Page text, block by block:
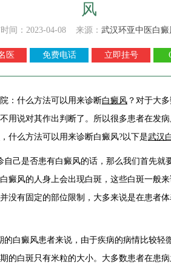
风
间：2023-04-08 来源： 武汉环亚中医白
医 免费电话 立即挂号
：什么方法可以用来诊断白癜风 ？对于大
用说对其作出判断了。所以很多患者在发
什么方法可以用来诊断白癜风?以下是武汉
己是否患有白癜风的话，那么我们首先就
癜风的人身上会出现白斑，这些白斑一般
没有固定的部位限制，大多来说是在患者
白癜风患者来说，由于疾病的病情比较轻
的白斑只有米粒的大小。大多数患者在患